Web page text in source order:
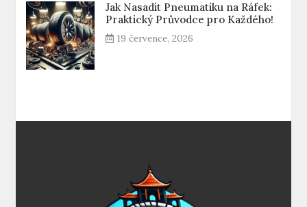
Jak Nasadit Pneumatiku na Ráfek:
Praktický Průvodce pro Každého!
19 července, 2026